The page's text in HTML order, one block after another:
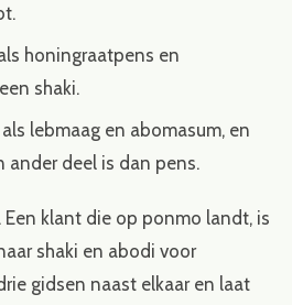
honingraatpens en
shaki.
lebmaag en abomasum, en
ander deel is dan pens.
klant die op ponmo landt, is
shaki en abodi voor
gidsen naast elkaar en laat